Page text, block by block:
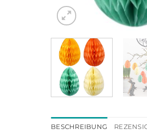
BESCHREIBUNG